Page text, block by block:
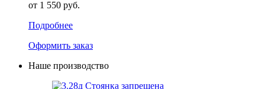
от 1 550 руб.
Подробнее
Оформить заказ
Наше производство